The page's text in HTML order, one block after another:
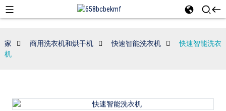
家 商用洗衣机和烘干机 快速智能洗衣机
快速智能洗衣
机